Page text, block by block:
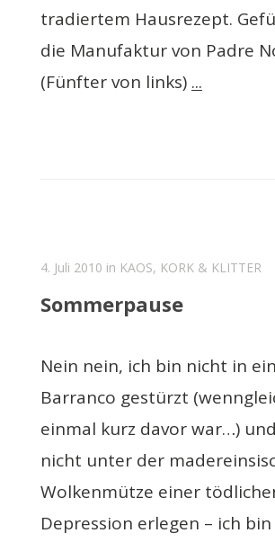
tradiertem Hausrezept.
die Manufaktur von Padre
(Fünfter von links) ...
4. Juli 2010 in KAOS, KORK & KLITTER
Sommerpause
Nein nein, ich bin nicht in
Barranco gestürzt
einmal kurz davor war…)
nicht unter der
Wolkenmütze einer
Depression erlegen – ich bin